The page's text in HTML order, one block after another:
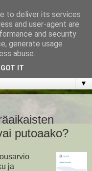
tilaisuuden muuttaa
▼
putoaako?
ja
to deliver its services
and user-agent are
and security
generate usage
abuse.
GOT IT